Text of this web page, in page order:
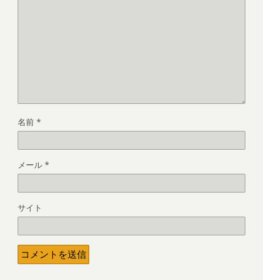
名前 *
メール *
サイト